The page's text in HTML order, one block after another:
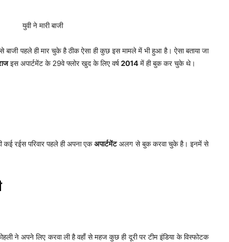
पहले ही मार चुके है ठीक ऐसा ही कुछ इस मामले में भी हुआ है। ऐसा बताया जा
इस अपार्टमेंट के 29वे फ्लोर खुद के लिए वर्ष2014में ही बुक कर चुके थे।
रईस परिवार पहले ही अपना एकअपार्टमेंटअलग से बुक करवा चुके है। इनमें से
ने अपने लिए करवा ली है वहाँ से महज कुछ ही दूरी पर टीम इंडिया के विस्फोटक